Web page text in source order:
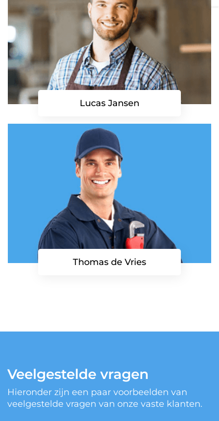
Lucas Jansen
Thomas de Vries
Veelgestelde vragen
Hieronder zijn een paar voorbeelden van
veelgestelde vragen van onze vaste klanten.